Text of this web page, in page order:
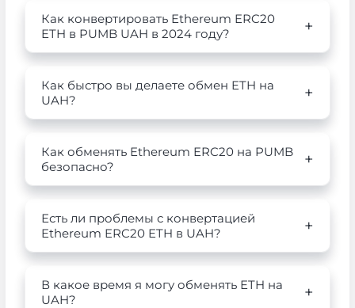
Как конвертировать Ethereum ERC20
ETH в PUMB UAH в 2024 году?
Как быстро вы делаете обмен ETH на
UAH?
Как обменять Ethereum ERC20 на PUMB
безопасно?
Есть ли проблемы с конвертацией
Ethereum ERC20 ETH в UAH?
В какое время я могу обменять ETH на
UAH?